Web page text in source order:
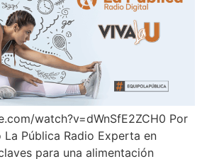
watch?v=dWnSfE2ZCH0 Por
Pública Radio Experta en
para una alimentación